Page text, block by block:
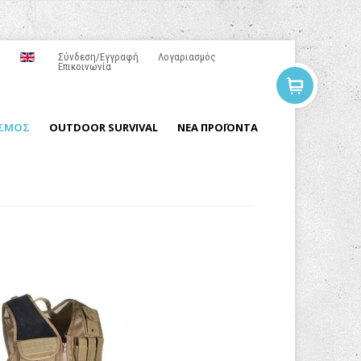
Σύνδεση/Εγγραφή
Λογαριασμός
Επικοινωνία
OUTDOOR SURVIVAL ΝΕΑ ΠΡΟΪΟΝΤΑ